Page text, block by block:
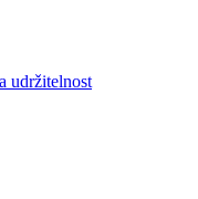
udržitelnost